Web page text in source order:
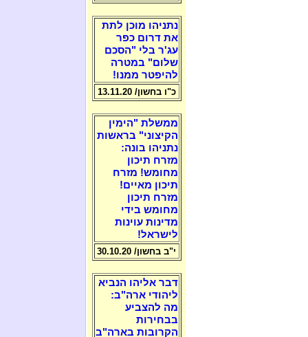
נתניהו מוכן לתת
את דרום כפר
עג'ר בלי "הסכם
שלום" במטרה
להיפטר ממנו!
כ"ו בחשון/ 13.11.20
ממשלת "הימין
הקיצוני" בראשות
נתניהו בונה:
מזרח תיכון
מחומש! מזרח
תיכון מאיים!
מזרח תיכון
מחומש בידי
מדינות עוינות
לישראל!
י"ב בחשון/ 30.10.20
דבר אליהו הנביא
ליהודי ארה"ב:
מה להצביע
בבחירות
הקרובות בארה"ב